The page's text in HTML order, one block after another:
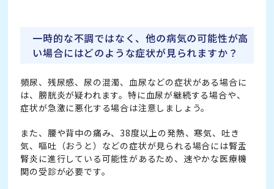
一時的な不調ではなく、他の病気の可能性が高
い場合にはどのような症状が見られますか？
頻尿、残尿感、尿の混濁、血尿などの症状がある場合に
は、膀胱炎が疑われます。特に血尿が継続する場合や、
症状が急激に悪化する場合は注意しましょう。
また、腰や背中の痛み、38度以上の発熱、寒気、吐き
気、嘔吐（おうと）などの症状が見られる場合には腎盂
腎炎に進行している可能性があるため、速やかな医療機
関の受診が必要です。